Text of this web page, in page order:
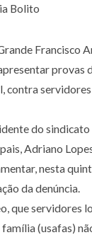
Bolito
Francisco
provas
contra
do sindicato
Adriano Lopes
nesta
da denúncia.
que servidores
(usafas)